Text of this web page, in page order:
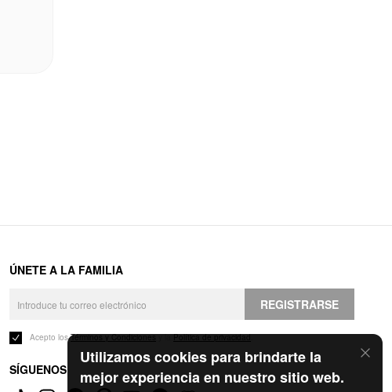
Utilizamos cookies para brindarte la
mejor experiencia en nuestro sitio web.
ÚNETE A LA FAMILIA
REGISTRARSE
Acepto losTérminos y Condicionesy laPolítica de privacidad.
SÍGUENOS